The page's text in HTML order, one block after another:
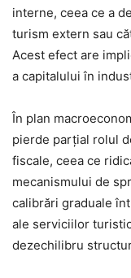
interne, ceea ce a
turism extern sau
Acest efect are
a capitalului în
În plan
pierde parțial rolul
fiscale, ceea ce
mecanismului de
calibrări graduale
ale serviciilor
dezechilibru